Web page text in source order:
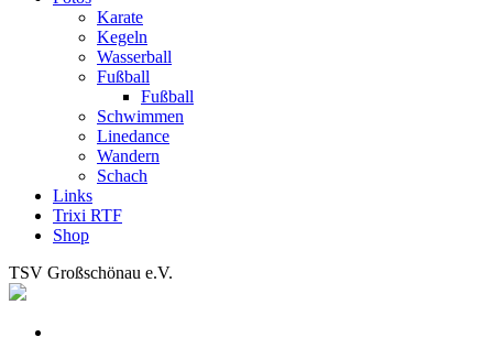
Karate
Kegeln
Wasserball
Fußball
Fußball
Schwimmen
Linedance
Wandern
Schach
Links
Trixi RTF
Shop
TSV Großschönau e.V.